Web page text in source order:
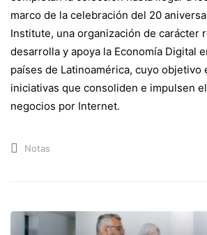
marco de la celebración del 20
Institute, una organización de carácter
desarrolla y apoya la Economía Digital
países de Latinoamérica, cuyo objetivo
iniciativas que consoliden e impulsen
negocios por Internet.
Notas